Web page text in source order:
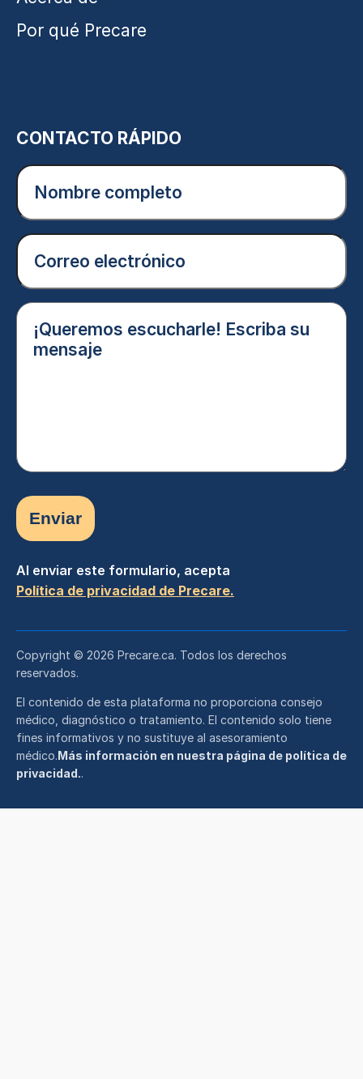
Por qué Precare
CONTACTO RÁPIDO
Nombre
completo
(Obligatorio)
Correo
electrónico
(Obligatorio)
¡Queremos
escucharle!
Escriba
Al enviar este formulario, acepta
Política de privacidad de Precare.
Copyright © 2026 Precare.ca. Todos los derechos
reservados.
El contenido de esta plataforma no proporciona consejo
médico, diagnóstico o tratamiento. El contenido solo tiene
fines informativos y no sustituye al asesoramiento
médico.Más información en nuestra página de política de
privacidad..